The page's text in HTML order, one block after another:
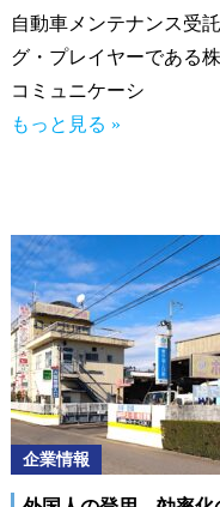
自動車メンテナンス受
グ・プレイヤーである
コミュニケーシ
もっと見る »
企業情報